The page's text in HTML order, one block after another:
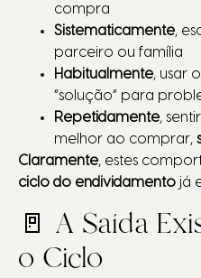
compra
Sistematicamente,
parceiro ou família
Habitualmente, usar
“solução” para
Repetidamente,
melhor ao comprar,
Claramente, estes
ciclo do endividamento já
🚪 A Saída
o Ciclo